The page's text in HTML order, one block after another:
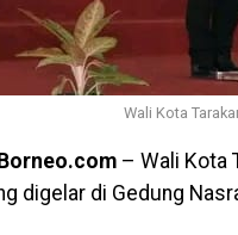
Wali Kota
– Wali Kota
digelar di Gedung